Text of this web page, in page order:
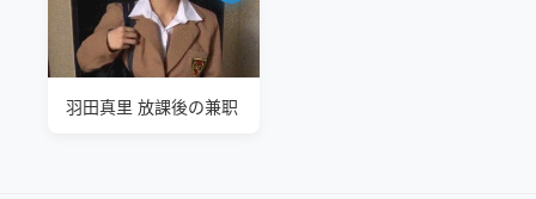
羽田真里 放課後の兼职